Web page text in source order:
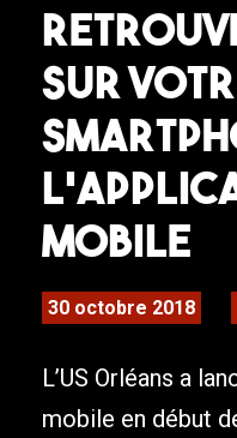
sur
mobile
30 octobre 2018
L’US Orléans a
mobile en début